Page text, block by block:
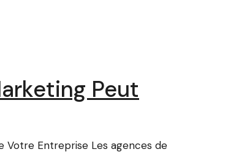
Peut
Votre Entreprise Les agences de